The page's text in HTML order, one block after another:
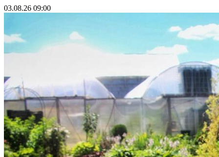
03.08.26 09:00